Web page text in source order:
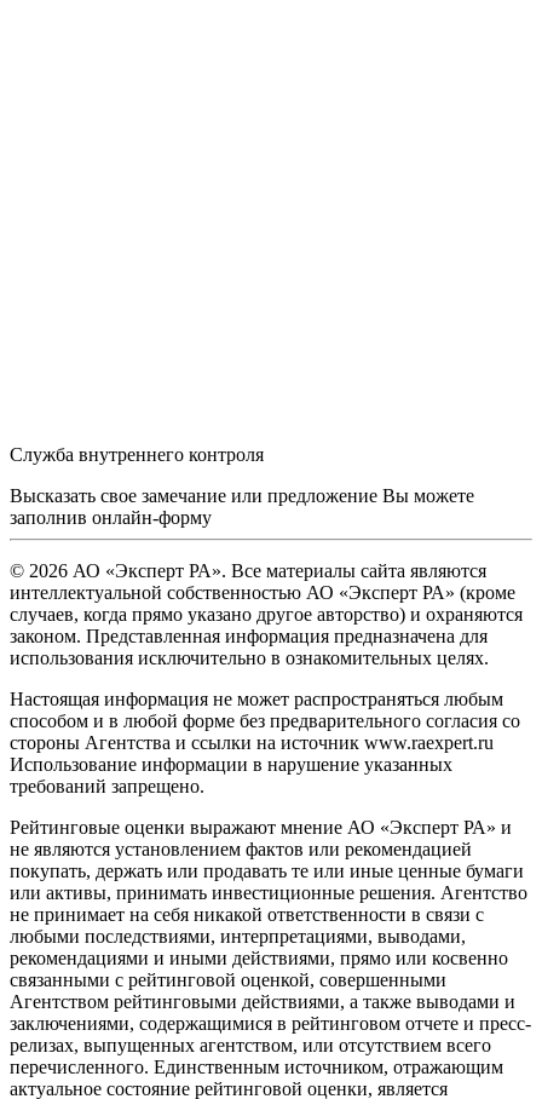
Служба внутреннего контроля
Высказать свое замечание или предложение Вы можете
заполнив онлайн-форму
© 2026 АО «Эксперт РА». Все материалы сайта являются
интеллектуальной собственностью АО «Эксперт РА» (кроме
случаев, когда прямо указано другое авторство) и охраняются
законом. Представленная информация предназначена для
использования исключительно в ознакомительных целях.
Настоящая информация не может распространяться любым
способом и в любой форме без предварительного согласия со
стороны Агентства и ссылки на источник www.raexpert.ru
Использование информации в нарушение указанных
требований запрещено.
Рейтинговые оценки выражают мнение АО «Эксперт РА» и
не являются установлением фактов или рекомендацией
покупать, держать или продавать те или иные ценные бумаги
или активы, принимать инвестиционные решения. Агентство
не принимает на себя никакой ответственности в связи с
любыми последствиями, интерпретациями, выводами,
рекомендациями и иными действиями, прямо или косвенно
связанными с рейтинговой оценкой, совершенными
Агентством рейтинговыми действиями, а также выводами и
заключениями, содержащимися в рейтинговом отчете и пресс-
релизах, выпущенных агентством, или отсутствием всего
перечисленного. Единственным источником, отражающим
актуальное состояние рейтинговой оценки, является